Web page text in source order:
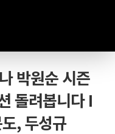
박원순 시즌
돌려봅니다 I
, 두성규